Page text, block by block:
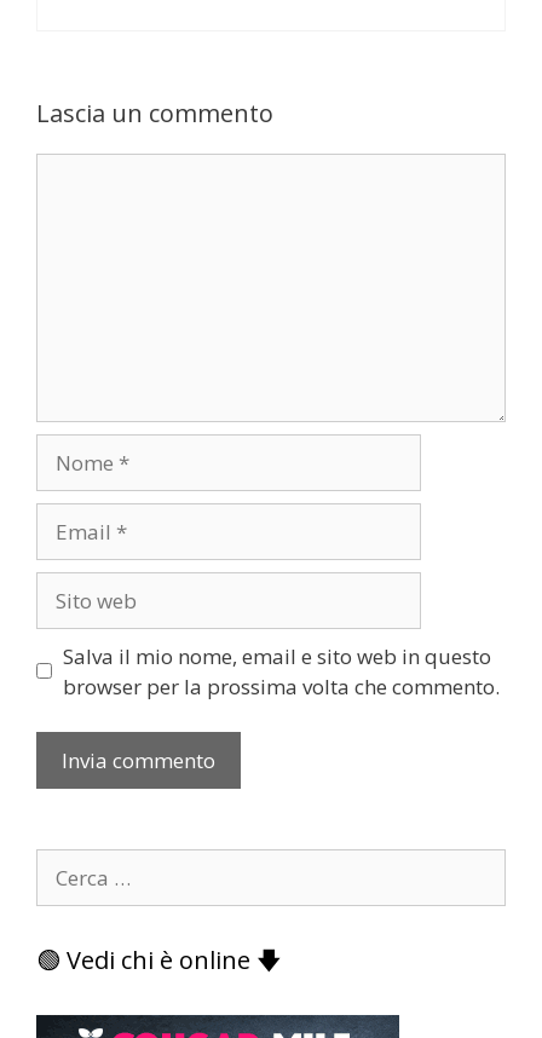
Lascia un commento
web
Salva il mio nome, email e sito web in questo
browser per la prossima volta che commento.
per:
🟢 Vedi chi è online 🡇